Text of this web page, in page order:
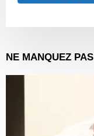
NE MANQUEZ PAS